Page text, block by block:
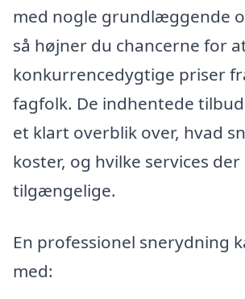
med nogle grundlæggende
så højner du chancerne for
konkurrencedygtige priser
fagfolk. De indhentede
et klart overblik over, hvad
koster, og hvilke services der
tilgængelige.
En professionel snerydning
med: